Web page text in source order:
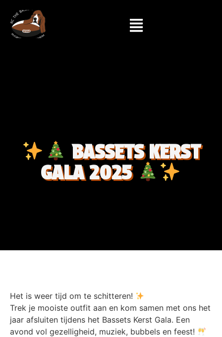
BASSETS KERST
GALA 2025
Het is weer tijd om te schitteren!
Trek je mooiste outfit aan en kom samen met ons het
jaar afsluiten tijdens het Bassets Kerst Gala. Een
avond vol gezelligheid, muziek, bubbels en feest!